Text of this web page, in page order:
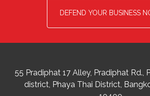
DEFEND YOUR BUSINESS
55 Pradiphat 17 Alley, Pradiphat Rd.,
district Phaya Thai District,